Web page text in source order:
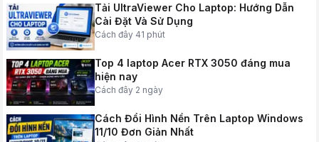
Tải UltraViewer Cho Laptop: Hướng Dẫn
Cài Đặt Và Sử Dụng
Cách đây 41 phút
Top 4 laptop Acer RTX 3050 đáng mua
hiện nay
Cách đây 2 ngày
Cách Đổi Hình Nền Trên Laptop Windows
11/10 Đơn Giản Nhất